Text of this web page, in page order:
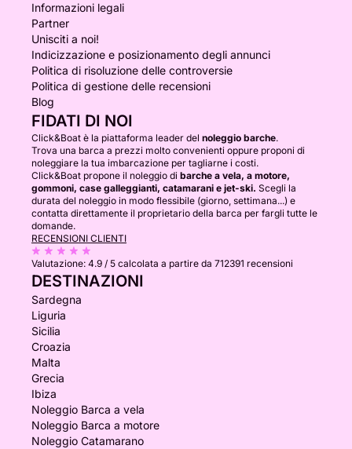
Informazioni legali
Partner
Unisciti a noi!
Indicizzazione e posizionamento degli annunci
Politica di risoluzione delle controversie
Politica di gestione delle recensioni
Blog
FIDATI DI NOI
Click&Boat è la piattaforma leader del noleggio barche.
Trova una barca a prezzi molto convenienti oppure proponi di
noleggiare la tua imbarcazione per tagliarne i costi.
Click&Boat propone il noleggio di barche a vela, a motore,
gommoni, case galleggianti, catamarani e jet-ski. Scegli la
durata del noleggio in modo flessibile (giorno, settimana...) e
contatta direttamente il proprietario della barca per fargli tutte le
domande.
RECENSIONI CLIENTI
Valutazione: 4.9 / 5 calcolata a partire da 712391 recensioni
DESTINAZIONI
Sardegna
Liguria
Sicilia
Croazia
Malta
Grecia
Ibiza
Noleggio Barca a vela
Noleggio Barca a motore
Noleggio Catamarano